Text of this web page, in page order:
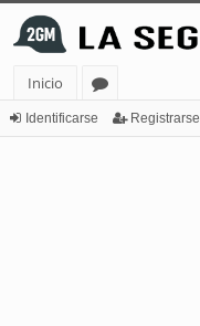
Inicio
or
Identificarse Registrarse